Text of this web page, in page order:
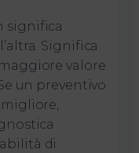
significa
Significa
valore
un preventivo
di